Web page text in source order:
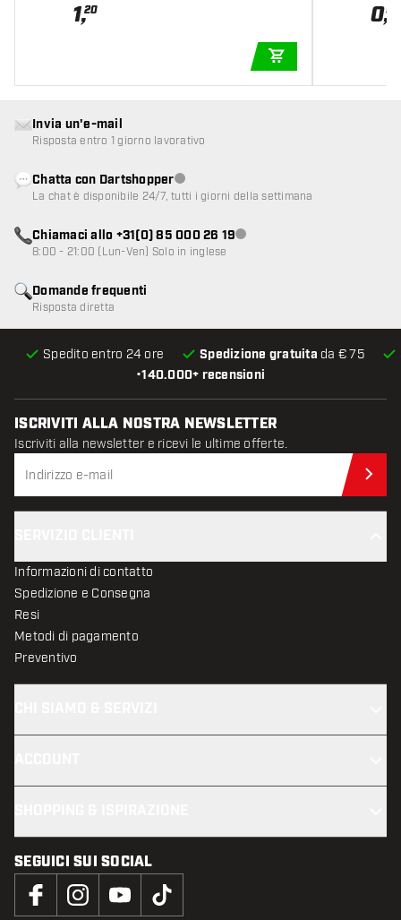
1,20 0,95
•140.000+ recensioni
Spedito entro 24 ore Spedizione gratuita da € 75
Domande frequenti
Risposta diretta
Invia un'e-mail
Risposta entro 1 giorno lavorativo
Chatta con DartshopperServizio clienti non disponibile
La chat è disponibile 24/7, tutti i giorni della settimana
Chiamaci allo +31(0) 85 000 26 19Servizio clienti non disponibile
8:00 - 21:00 (Lun-Ven) Solo in inglese
ISCRIVITI ALLA NOSTRA NEWSLETTER
Iscriviti alla newsletter e ricevi le ultime offerte.
Informazioni di contatto
Spedizione e Consegna
Resi
Metodi di pagamento
Preventivo
SEGUICI SUI SOCIAL